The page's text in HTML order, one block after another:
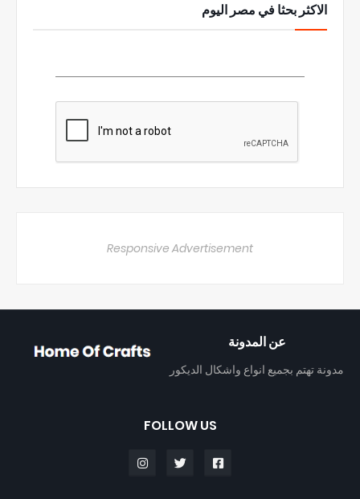
الاكثر بحثا في مصر اليوم
Responsive Advertisement
عن المدونة
مدونة تهتم بجميع انواع واشكال الديكور
FOLLOW US